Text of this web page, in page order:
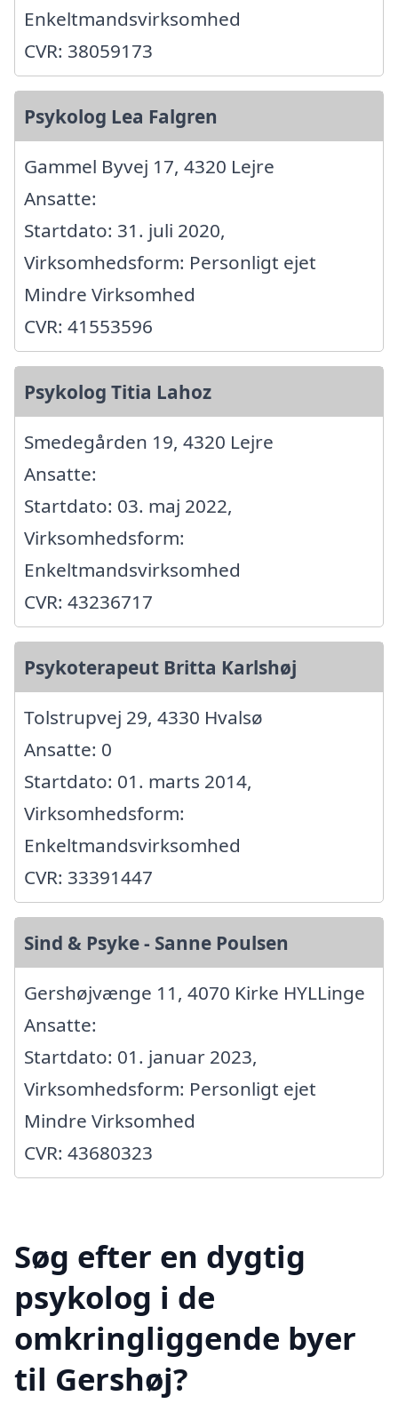
Enkeltmandsvirksomhed
CVR: 38059173
Psykolog Lea Falgren
Gammel Byvej 17, 4320 Lejre
Ansatte:
Startdato: 31. juli 2020,
Virksomhedsform: Personligt ejet
Mindre Virksomhed
CVR: 41553596
Psykolog Titia Lahoz
Smedegården 19, 4320 Lejre
Ansatte:
Startdato: 03. maj 2022,
Virksomhedsform:
Enkeltmandsvirksomhed
CVR: 43236717
Psykoterapeut Britta Karlshøj
Tolstrupvej 29, 4330 Hvalsø
Ansatte: 0
Startdato: 01. marts 2014,
Virksomhedsform:
Enkeltmandsvirksomhed
CVR: 33391447
Sind & Psyke - Sanne Poulsen
Gershøjvænge 11, 4070 Kirke HYLLinge
Ansatte:
Startdato: 01. januar 2023,
Virksomhedsform: Personligt ejet
Mindre Virksomhed
CVR: 43680323
Søg efter en dygtig
psykolog i de
omkringliggende byer
til Gershøj?